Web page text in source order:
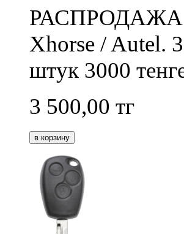
РАСПРОДАЖА
Xhorse / Autel.
штук 3000
3 500,00 тг